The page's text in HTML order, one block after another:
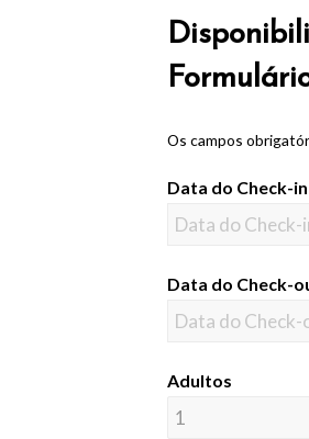
Os campos
Data do Check-in
Data do Check-
Adultos